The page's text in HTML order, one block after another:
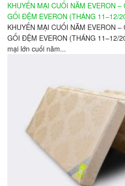
KHUYẾN MẠI CUỐI NĂM EVERON
GỐI ĐỆM EVERON (THÁNG 11–12/
KHUYẾN MẠI CUỐI NĂM EVERON
GỐI ĐỆM EVERON (THÁNG 11–12/
mại lớn cuối năm...